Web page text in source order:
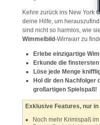
Kehre zurück ins New York
deine Hilfe, um
sind nicht so harmlos, wie
Wimmelbild-Wirrwarr zu
Erlebe einzigartige
Erkunde die
Löse jede Menge
Hol dir den Nachfolger
großartigen Spielspaß!
Exklusive Features, nur
Noch mehr Krimispaß